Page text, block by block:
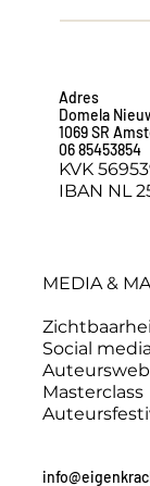
Adres
Domela
1069 SR
06 85453854
KVK
IBAN NL
MEDIA &
Social
Masterclass